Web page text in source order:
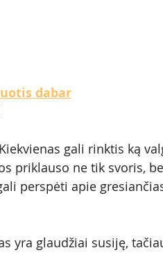
dabar
gali rinktis ką
priklauso ne tik svoris,
perspėti apie
yra glaudžiai susiję,